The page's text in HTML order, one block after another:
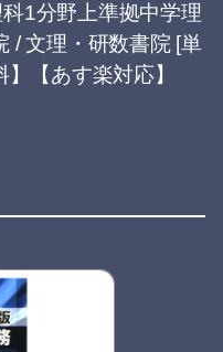
1分野上準拠中学理
/ 文理・研数書院 [単
【あす楽対応】